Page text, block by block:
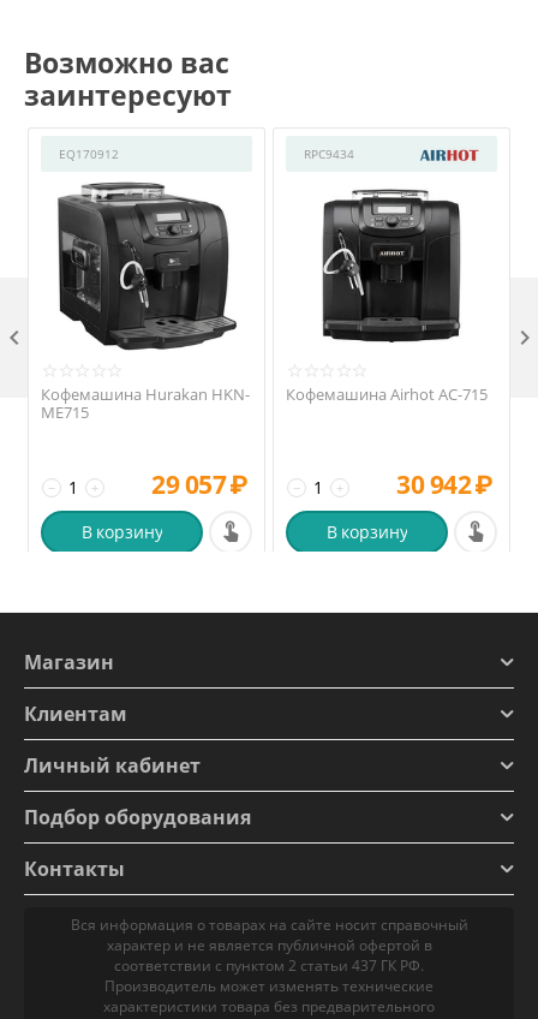
Возможно вас
заинтересуют
EQ170912
Кофемашина Hurakan HKN-
ME715
+
− 29 057₽
В корзину
RPC9434
Кофемашина Airhot AC-715
+
− 30 942₽
В корзину
 
Магазин
Клиентам
Личный кабинет
Подбор оборудования
Контакты
Вся информация о товарах на сайте носит справочный
характер и не является публичной офертой в
соответствии с пунктом 2 статьи 437 ГК РФ.
Производитель может изменять технические
характеристики товара без предварительного